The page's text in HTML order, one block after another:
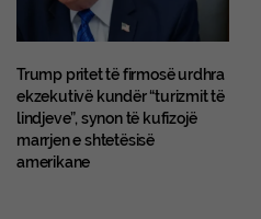
Trump pritet të firmosë urdhra
ekzekutivë kundër “turizmit të
lindjeve”, synon të kufizojë
marrjen e shtetësisë
amerikane